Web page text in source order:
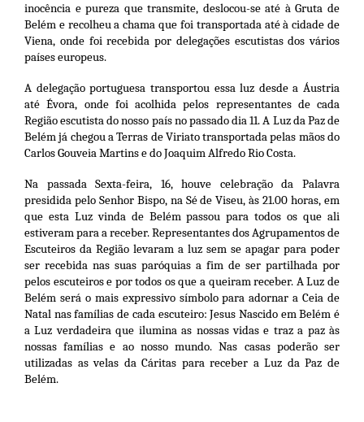
inocência e pureza que transmite, deslocou-se até à Gruta de
Belém e recolheu a chama que foi transportada até à cidade de
Viena, onde foi recebida por delegações escutistas dos vários
países europeus.
A delegação portuguesa transportou essa luz desde a Áustria
até Évora, onde foi acolhida pelos representantes de cada
Região escutista do nosso país no passado dia 11. A Luz da Paz de
Belém já chegou a Terras de Viriato transportada pelas mãos do
Carlos Gouveia Martins e do Joaquim Alfredo Rio Costa.
Na passada Sexta-feira, 16, houve celebração da Palavra
presidida pelo Senhor Bispo, na Sé de Viseu, às 21.00 horas, em
que esta Luz vinda de Belém passou para todos os que ali
estiveram para a receber. Representantes dos Agrupamentos de
Escuteiros da Região levaram a luz sem se apagar para poder
ser recebida nas suas paróquias a fim de ser partilhada por
pelos escuteiros e por todos os que a queiram receber. A Luz de
Belém será o mais expressivo símbolo para adornar a Ceia de
Natal nas famílias de cada escuteiro: Jesus Nascido em Belém é
a Luz verdadeira que ilumina as nossas vidas e traz a paz às
nossas famílias e ao nosso mundo. Nas casas poderão ser
utilizadas as velas da Cáritas para receber a Luz da Paz de
Belém.